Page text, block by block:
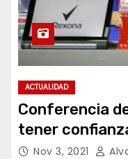
ACTUALIDAD
Conferencia
tener
Nov 3, 2021